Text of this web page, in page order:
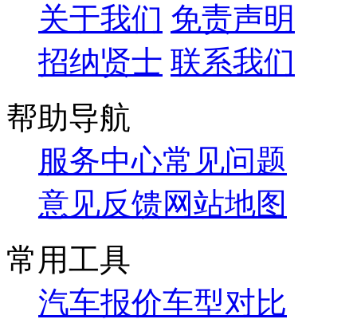
关于我们 免责声明
招纳贤士 联系我们
帮助导航
服务中心常见问题
意见反馈网站地图
常用工具
汽车报价车型对比